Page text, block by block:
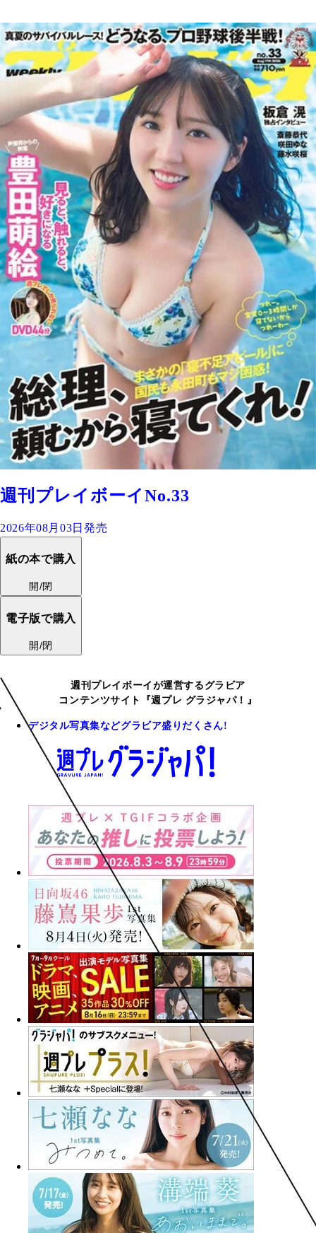
週刊プレイボーイNo.33
2026年08月03日発売
紙の本で購入
開/閉
電子版で購入
開/閉
週刊プレイボーイが運営するグラビア
コンテンツサイト『週プレ グラジャパ！』
デジタル写真集などグラビア盛りだくさん!